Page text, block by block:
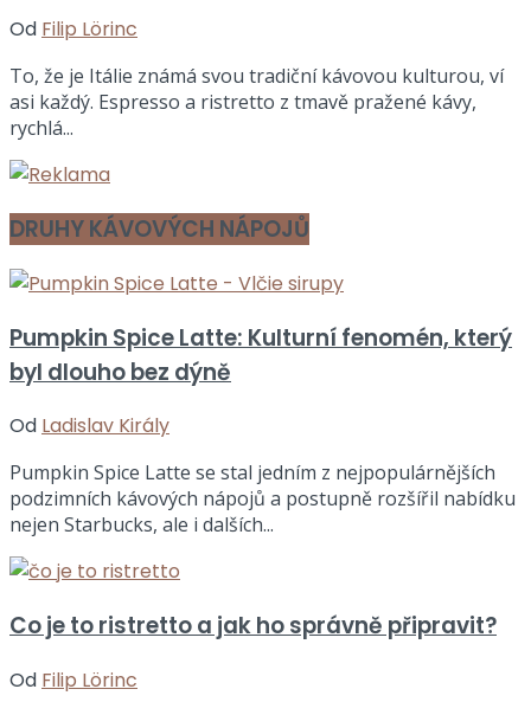
Od Filip Lörinc
To, že je Itálie známá svou tradiční kávovou kulturou, ví
asi každý. Espresso a ristretto z tmavě pražené kávy,
rychlá...
DRUHY KÁVOVÝCH NÁPOJŮ
Pumpkin Spice Latte: Kulturní fenomén, který
byl dlouho bez dýně
Od Ladislav Király
Pumpkin Spice Latte se stal jedním z nejpopulárnějších
podzimních kávových nápojů a postupně rozšířil nabídku
nejen Starbucks, ale i dalších...
Co je to ristretto a jak ho správně připravit?
Od Filip Lörinc